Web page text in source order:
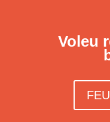
Voleu